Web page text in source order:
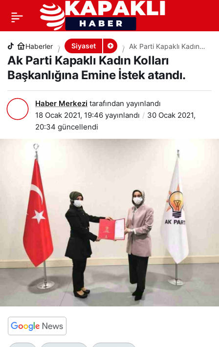
Haberler Siyaset
Ak Parti Kapaklı Kadın
Kolları Başkanlığına
Emine İstek atandı.
Ak Parti Kapaklı Kadın Kolları
Başkanlığına Emine İstek atandı.
Haber Merkezi tarafından yayınlandı
18 Ocak 2021, 19:46 yayınlandı
30 Ocak 2021,
20:34 güncellendi
Ak Parti Kapaklı Kadın Kolları Başkanlığına Emine
İstek atandı.